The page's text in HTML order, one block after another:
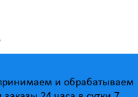
и обрабатываем